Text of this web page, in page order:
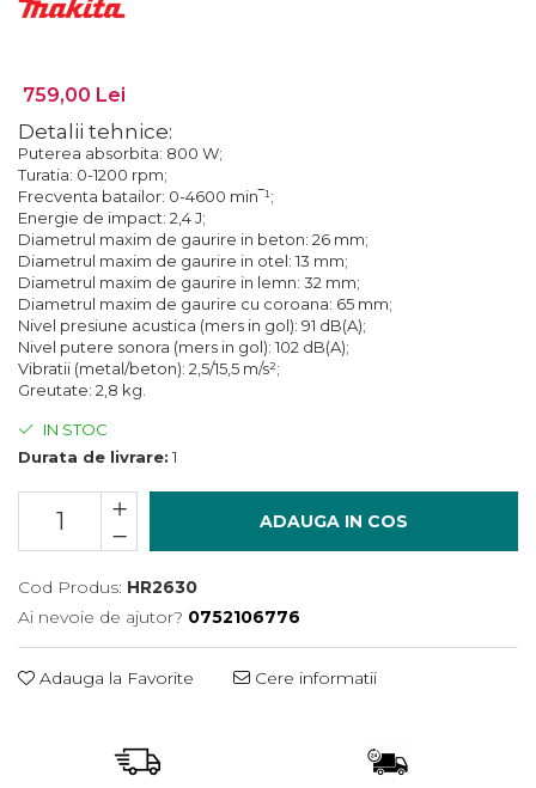
Mașini de Tuns Gazon
Mașini de Înșurubat cu Impact
Mașini de Șlefuit
Mașini Multifuncționale
Mașini Înșurubat pentru Gips
Carton
Polizoare Unghiulare
Pulverizatoare
Rindele
Suflante
Trimmere
Vibratoare Beton
Încărcătoare
Mașini de Frezat Caneluri
Mașini de Frezat Nuturi
Mașini de Găurit
Mașini de Găurit cu Percuție
Mașini de Polișat
Mașini de Tuns Gard Viu
Mașini de Tăiat BCA
Mașini de Înșurubat cu Impuls
Mașini de Înșurubat pentru Gips
Carton
Multicutter
Polizoare de Banc
Polizoare Drepte
Polizoare Unghiulare
Rindele
Suflante
Tăiere cu Ferăstraie Sabie
Tăiere, Degroşare şi Periere
Tăiere, Șlefuire şi Găurire cu
Diamant
uleiuri
Unelte Manuale
Valize de Protecție
Șlefuire și Lustruire
Suflante de Grădină
Trimmere
759,00 Lei
Detalii tehnice:
Puterea absorbita: 800 W;
Turatia: 0-1200 rpm;
Frecventa batailor: 0-4600 min‾¹;
Energie de impact: 2,4 J;
Diametrul maxim de gaurire in beton: 26 mm;
Diametrul maxim de gaurire in otel: 13 mm;
Diametrul maxim de gaurire in lemn: 32 mm;
Diametrul maxim de gaurire cu coroana: 65 mm;
Nivel presiune acustica (mers in gol): 91 dB(A);
Nivel putere sonora (mers in gol): 102 dB(A);
Vibratii (metal/beton): 2,5/15,5 m/s²;
Greutate: 2,8 kg.
IN STOC
Durata de livrare: 1
ADAUGA IN COS
Cod Produs: HR2630
Ai nevoie de ajutor? 0752106776
Adauga la Favorite Cere informatii